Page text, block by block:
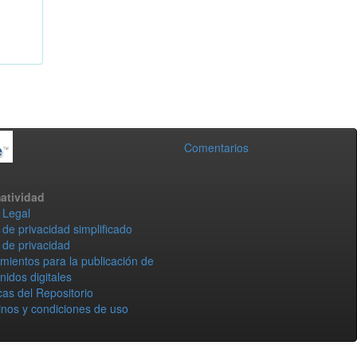
Comentarios
privacidad simplificado
privacidad
para la publicación de
digitales
del Repositorio
y condiciones de uso